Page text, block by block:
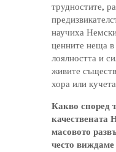
трудностите,
научиха
ценните неща
лоялността и
живите
хора или
Какво според
качествената
масовото
често виждаме